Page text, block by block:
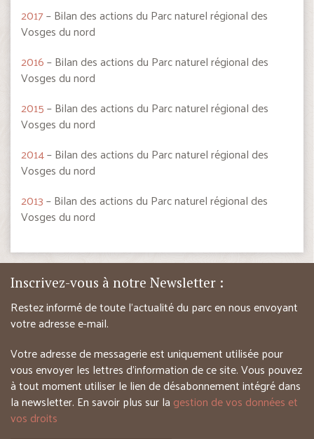
2017– Bilan des actions du Parc naturel régional des
Vosges du nord
2016– Bilan des actions du Parc naturel régional des
Vosges du nord
2015– Bilan des actions du Parc naturel régional des
Vosges du nord
2014– Bilan des actions du Parc naturel régional des
Vosges du nord
2013– Bilan des actions du Parc naturel régional des
Vosges du nord
Inscrivez-vous à notre Newsletter :
Restez informé de toute l’actualité du parc en nous envoyant
votre adresse e-mail.
Votre adresse de messagerie est uniquement utilisée pour
vous envoyer les lettres d’information de ce site. Vous pouvez
à tout moment utiliser le lien de désabonnement intégré dans
la newsletter. En savoir plus sur la gestion de vos données et
vos droits